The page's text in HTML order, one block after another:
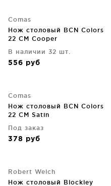
Comas
Нож столовый BCN Colors
22 CM Cooper
В наличии 32 шт.
556 руб
Comas
Нож столовый BCN Colors
22 CM Satin
Под заказ
378 руб
Robert Welch
Нож столовый Blockley